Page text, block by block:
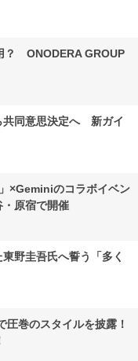
？ ONODERA GROUP
共同意思決定へ 新ガイ
×Geminiのコラボイベン
・原宿で開催
野圭吾氏へ誓う「多く
巻のスタイルを披露！